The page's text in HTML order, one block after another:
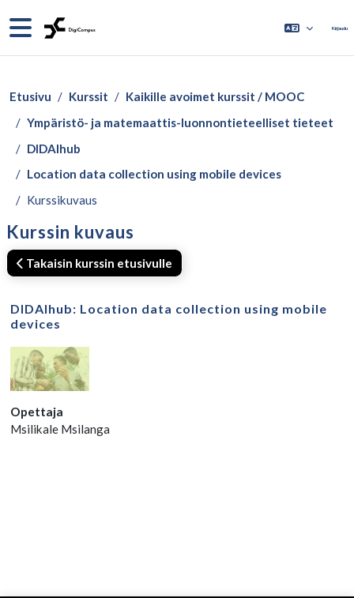
Sivupaneeli Kirjaudu
Etusivu Kurssit
Kaikille avoimet kurssit / MOOC
Ympäristö- ja matemaattis-luonnontieteelliset tieteet
DIDAIhub
Location data collection using mobile devices
Kurssikuvaus
Kurssin kuvaus
Takaisin kurssin etusivulle
DIDAIhub: Location data collection using mobile
devices
Opettaja
Msilikale Msilanga